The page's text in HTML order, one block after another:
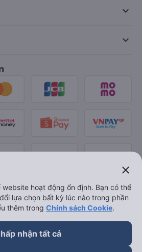
keyboard_arrow_down
keyboard_arrow_down
close
hoạt động ổn định. Bạn có thể
lựa chọn bất kỳ lúc nào trong phần
thêm trong Chính sách Cookie.
nhận tất cả